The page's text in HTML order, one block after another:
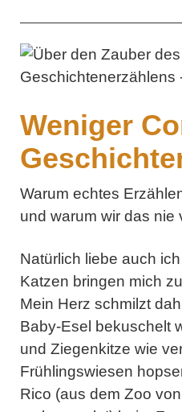
Weniger
Warum echtes
und warum wir das nie
Natürlich liebe auch
Katzen bringen mich
Mein Herz schmilzt
Baby-Esel bekuschelt
und Ziegenkitze wie
Frühlingswiesen
Rico (aus dem Zoo